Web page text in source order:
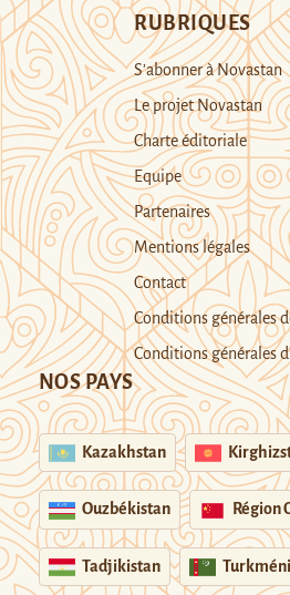
RUBRIQUES
S’abonner à Novastan
Le projet Novastan
Charte éditoriale
Equipe
Partenaires
Mentions légales
Contact
Conditions générales
Conditions générales
NOS PAYS
Kazakhstan
Ouzbékistan Région
Tadjikistan